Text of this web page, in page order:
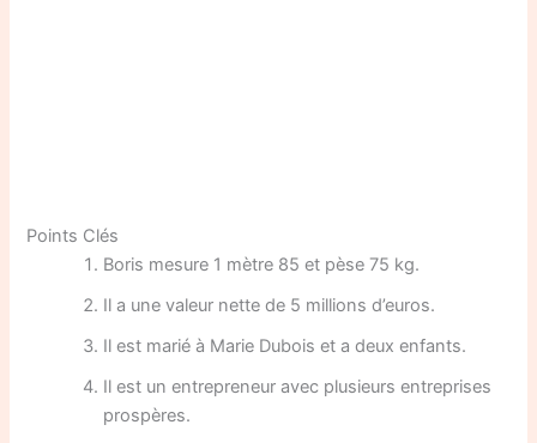
Points Clés
Boris mesure 1 mètre 85 et pèse 75 kg.
Il a une valeur nette de 5 millions d’euros.
Il est marié à Marie Dubois et a deux enfants.
Il est un entrepreneur avec plusieurs entreprises
prospères.